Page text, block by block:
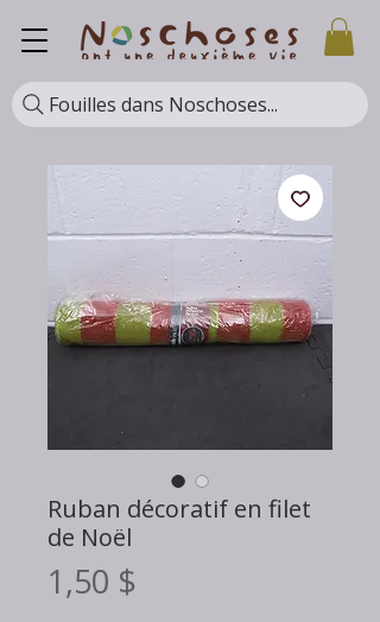
Fouilles dans Noschoses...
Ruban décoratif en filet
de Noël
1,50 $